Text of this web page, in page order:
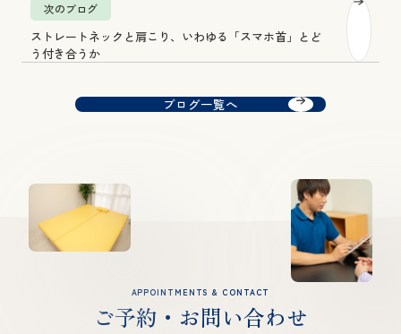
次のブログ
ストレートネックと肩こり、いわゆる「スマホ首」とど
う付き合うか
ブログ一覧へ
APPOINTMENTS & CONTACT
ご予約・お問い合わせ